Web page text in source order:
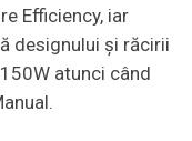
Efficiency, iar
designului și răcirii
atunci când